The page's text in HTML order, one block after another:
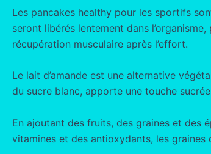
Les pancakes healthy pour les sportifs
seront libérés lentement dans
récupération musculaire après l’effort.
Le lait d’amande est une alternative
du sucre blanc, apporte une touche
En ajoutant des fruits, des graines et des
vitamines et des antioxydants, les